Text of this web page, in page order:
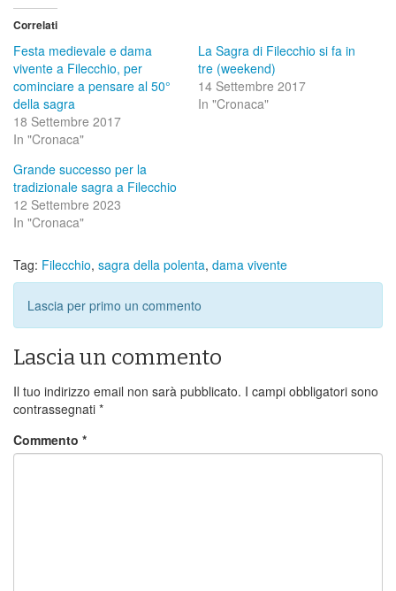
Correlati
Festa medievale e dama
vivente a Filecchio, per
cominciare a pensare al 50°
della sagra
18 Settembre 2017
In "Cronaca"
La Sagra di Filecchio si fa in
tre (weekend)
14 Settembre 2017
In "Cronaca"
Grande successo per la
tradizionale sagra a Filecchio
12 Settembre 2023
In "Cronaca"
Tag: Filecchio, sagra della polenta, dama vivente
Lascia per primo un commento
Lascia un commento
Il tuo indirizzo email non sarà pubblicato. I campi obbligatori sono
contrassegnati *
Commento *